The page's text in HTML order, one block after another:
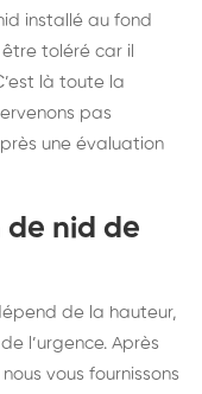
installé au fond
toléré car il
là toute la
pas
une évaluation
de nid de
de la hauteur,
l’urgence. Après
vous fournissons